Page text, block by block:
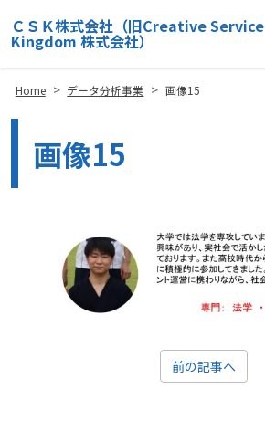
ＣＳＫ株式会社（旧Creative Service
Kingdom 株式会社）
Home > データ分析事業 > 画像15
画像15
前の記事へ
Site
Footer